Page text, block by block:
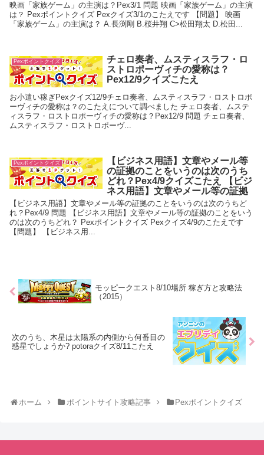
映画「家族ゲーム」の主演は？Pex3/1 問題 映画「家族ゲーム」の主演
は？ Pexポイントクイズ Pexクイズ3/1のこたえです 【問題】 映画
「家族ゲーム」の主演は？ A.長渕剛 B.桜井翔 C>松田翔太 D.松田...
Pexポイントクイズ
チェロ奏者、ムスティスラフ・ロ
ストロポーヴィチの愛称は？
Pex12/9クイズこたえ
お小遣い稼ぎPexクイズ12/9チェロ奏者、ムスティスラフ・ロストロポ
ーヴィチの愛称は？のこたえについて調べました チェロ奏者、ムステ
ィスラフ・ロストロポーヴィチの愛称は？Pex12/9 問題 チェロ奏者、
ムスティスラフ・ロストロポーヴ...
Pexポイントクイズ
【ビジネス用語】文章やメール等
の証拠のことをいうのは次のうち
どれ？Pex4/9クイズこたえ 【ビジ
ネス用語】文章やメール等の証拠
【ビジネス用語】文章やメール等の証拠のことをいうのは次のうちど
れ？Pex4/9 問題 【ビジネス用語】文章やメール等の証拠のことをいう
のは次のうちどれ？ Pexポイントクイズ Pexクイズ4/9のこたえです
【問題】 【ビジネス用...
モッピークエスト8/10場所 稼ぎ方と攻略法
（2015）
次のうち、木星は太陽系の内側から何番目の
惑星でしょうか? potoraクイズ8/11こたえ
ホーム ポイントサイト攻略記事 Pexポイントクイズ